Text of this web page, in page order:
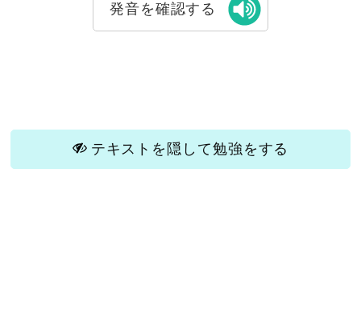
発音を確認する
テキストを隠して勉強をする